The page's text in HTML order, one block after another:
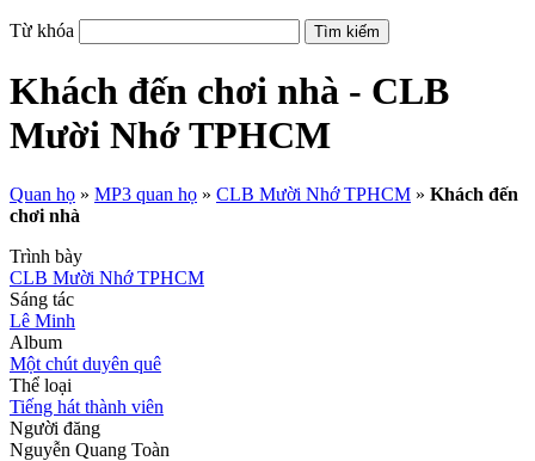
Từ khóa
Khách đến chơi nhà - CLB
Mười Nhớ TPHCM
Quan họ » MP3 quan họ » CLB Mười Nhớ TPHCM » Khách đến
chơi nhà
Trình bày
CLB Mười Nhớ TPHCM
Sáng tác
Lê Minh
Album
Một chút duyên quê
Thể loại
Tiếng hát thành viên
Người đăng
Nguyễn Quang Toàn